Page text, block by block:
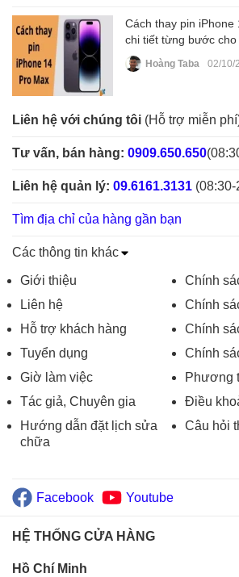
Cách thay pin iPhone
chi tiết từng bước
Hoàng Taba 02/10/
Liên hệ với chúng tôi (Hỗ trợ miễn
Tư vấn, bán hàng: 0909.650.650
Liên hệ quản lý: 09.6161.3131
Tìm địa chỉ của hàng gần bạn
Các thông tin khác
Giới thiệu
Liên hệ
Hỗ trợ khách hàng
Tuyển dụng
Giờ làm việc
Tác giả, Chuyên gia
Hướng dẫn đặt lịch sửa
chữa
Chính
Chính
Chính
Chính
Phương
Điều
Câu hỏi
Facebook Youtube
HỆ THỐNG CỬA HÀNG
Hồ Chí Minh